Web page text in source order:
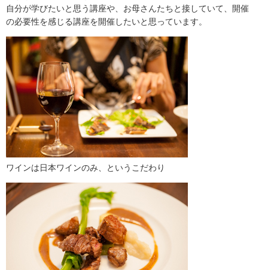
自分が学びたいと思う講座や、お母さんたちと接していて、開催
の必要性を感じる講座を開催したいと思っています。
ワインは日本ワインのみ、というこだわり